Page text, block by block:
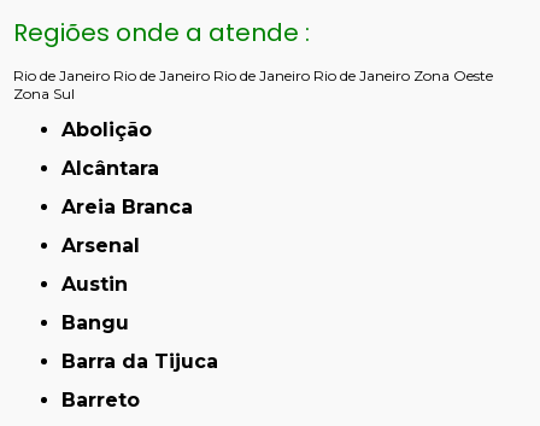
Regiões onde a atende :
Rio de Janeiro Rio de Janeiro Rio de Janeiro Rio de Janeiro Zona Oeste
Zona Sul
Abolição
Alcântara
Areia Branca
Arsenal
Austin
Bangu
Barra da Tijuca
Barreto